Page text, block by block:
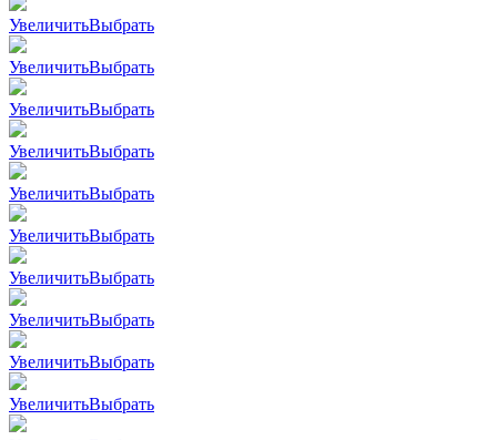
УвеличитьВыбрать
УвеличитьВыбрать
УвеличитьВыбрать
УвеличитьВыбрать
УвеличитьВыбрать
УвеличитьВыбрать
УвеличитьВыбрать
УвеличитьВыбрать
УвеличитьВыбрать
УвеличитьВыбрать